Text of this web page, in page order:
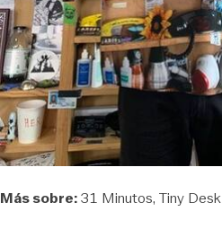
Más sobre:31 Minutos Tiny Desk